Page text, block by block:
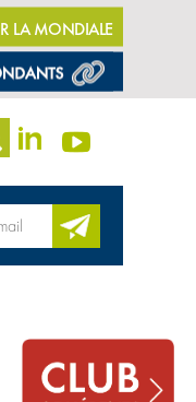
LA MONDIALE